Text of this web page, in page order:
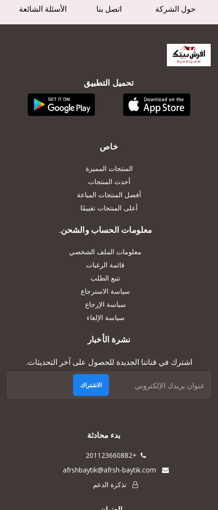
حول الشركة اتصل بنا الأسئلة الشائعة
تحميل التطبيق
خاص
المنتجات المميزة
أحدث المنتجات
أفضل المنتجات المباعة
أعلى المنتجات تقييمًا
معلومات الحساب والشحن.
معلومات الملف الشخصي
قائمة الرغبات
تتبع الطلب
سياسة الاسترجاع
سياسة الإرجاع
سياسة الإلغاء
نشرة الأخبار
اشترك في قناتنا الجديدة للحصول على آخر التحديثات.
الاشتراك
بدء محادثة
+201123660882
afrshbaytik@afrsh-baytik.com
تذكرة الدعم